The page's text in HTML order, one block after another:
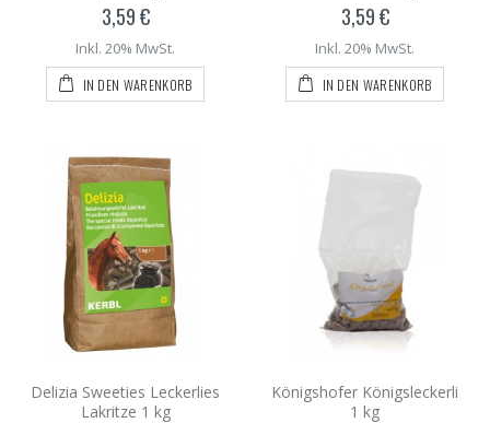
3,59 €
Inkl. 20% MwSt.
IN DEN WARENKORB
3,59 €
Inkl. 20% MwSt.
IN DEN WARENKORB
Delizia Sweeties Leckerlies
Lakritze 1 kg
Königshofer Königsleckerli
1 kg